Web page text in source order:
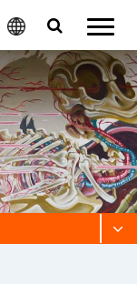
Menu
Toggle
Search
Google
Translate